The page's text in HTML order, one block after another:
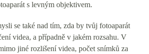
s levným objektivem.
se také nad tím, zda by tvůj fotoaparát
videa, a případně v jakém rozsahu. V
jiné rozlišení videa, počet snímků za